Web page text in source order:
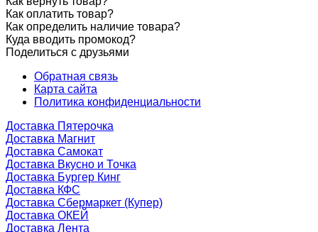
Как оплатить товар?
Как определить наличие товара?
Куда вводить промокод?
Поделиться с друзьями
Обратная связь
Карта сайта
Политика конфиденциальности
Доставка Пятерочка
Доставка Магнит
Доставка Самокат
Доставка Вкусно и Точка
Доставка Бургер Кинг
Доставка КФС
Доставка Сбермаркет (Купер)
Доставка ОКЕЙ
Доставка Лента